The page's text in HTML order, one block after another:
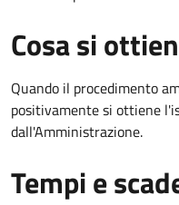
Cosa si
Quando il procedimento
positivamente si ottiene
dall'Amministrazione.
Tempi e